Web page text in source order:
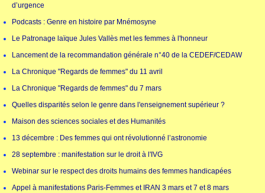
d’urgence
Podcasts : Genre en histoire par Mnémosyne
Le Patronage laïque Jules Vallès met les femmes à l'honneur
Lancement de la recommandation générale n°40 de la CEDEF/CEDAW
La Chronique "Regards de femmes" du 11 avril
La Chronique "Regards de femmes" du 7 mars
Quelles disparités selon le genre dans l'enseignement supérieur ?
Maison des sciences sociales et des Humanités
13 décembre : Des femmes qui ont révolutionné l’astronomie
28 septembre : manifestation sur le droit à l'IVG
Webinar sur le respect des droits humains des femmes handicapées
Appel à manifestations Paris-Femmes et IRAN 3 mars et 7 et 8 mars